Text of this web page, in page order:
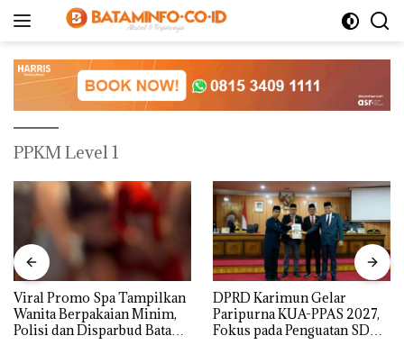
PPKM Level 1
Viral Promo Spa Tampilkan
Wanita Berpakaian Minim,
Polisi dan Disparbud Batam
DPRD Karimun Gelar
Paripurna KUA-PPAS 2027,
Fokus pada Penguatan SDM,